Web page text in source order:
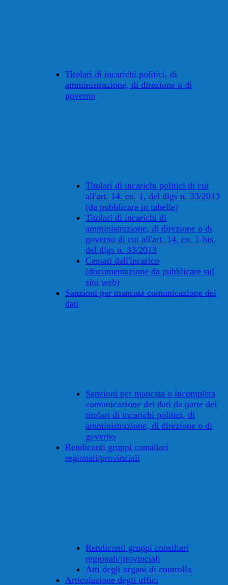
Titolari di incarichi politici, di
amministrazione, di direzione o di
governo
Titolari di incarichi politici di cui
all'art. 14, co. 1, del dlgs n. 33/2013
(da pubblicare in tabelle)
Titolari di incarichi di
amministrazione, di direzione o di
governo di cui all'art. 14, co. 1-bis,
del dlgs n. 33/2013
Cessati dall'incarico
(documentazione da pubblicare sul
sito web)
Sanzioni per mancata comunicazione dei
dati
Sanzioni per mancata o incompleta
comunicazione dei dati da parte dei
titolari di incarichi politici, di
amministrazione, di direzione o di
governo
Rendiconti gruppi consiliari
regionali/provinciali
Rendiconti gruppi consiliari
regionali/provinciali
Atti degli organi di controllo
Articolazione degli uffici